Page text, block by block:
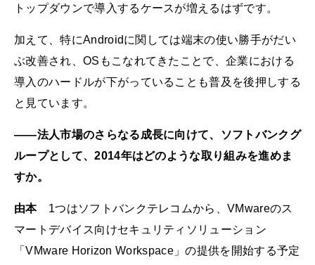
トップダウンで導入するケースが増えるはずです。
加えて、特にAndroidに関しては端末の使い勝手がだい
ぶ改善され、OSもこなれてきたことで、企業における
導入のハードルが下がっていることも普及を後押しする
と見ています。
――法人市場のさらなる成長に向けて、ソフトバンクグ
ループとして、2014年はどのような取り組みを進めま
すか。
由本1つはソフトバンクテレコムから、VMwareのス
マートデバイス向けセキュリティソリューション
「VMware Horizon Workspace」の提供を開始する予定